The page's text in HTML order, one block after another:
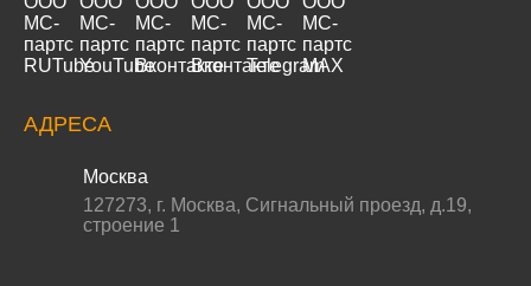
АДРЕСА
Москва
127273, г. Москва, Сигнальный проезд, д.19,
строение 1